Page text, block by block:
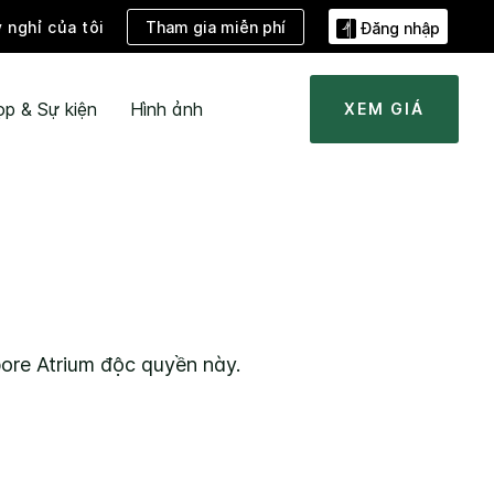
nghỉ của tôi Tham gia miễn phí Đăng nhập
& Sự kiện Hình ảnh XEM GIÁ
Atrium độc quyền này.